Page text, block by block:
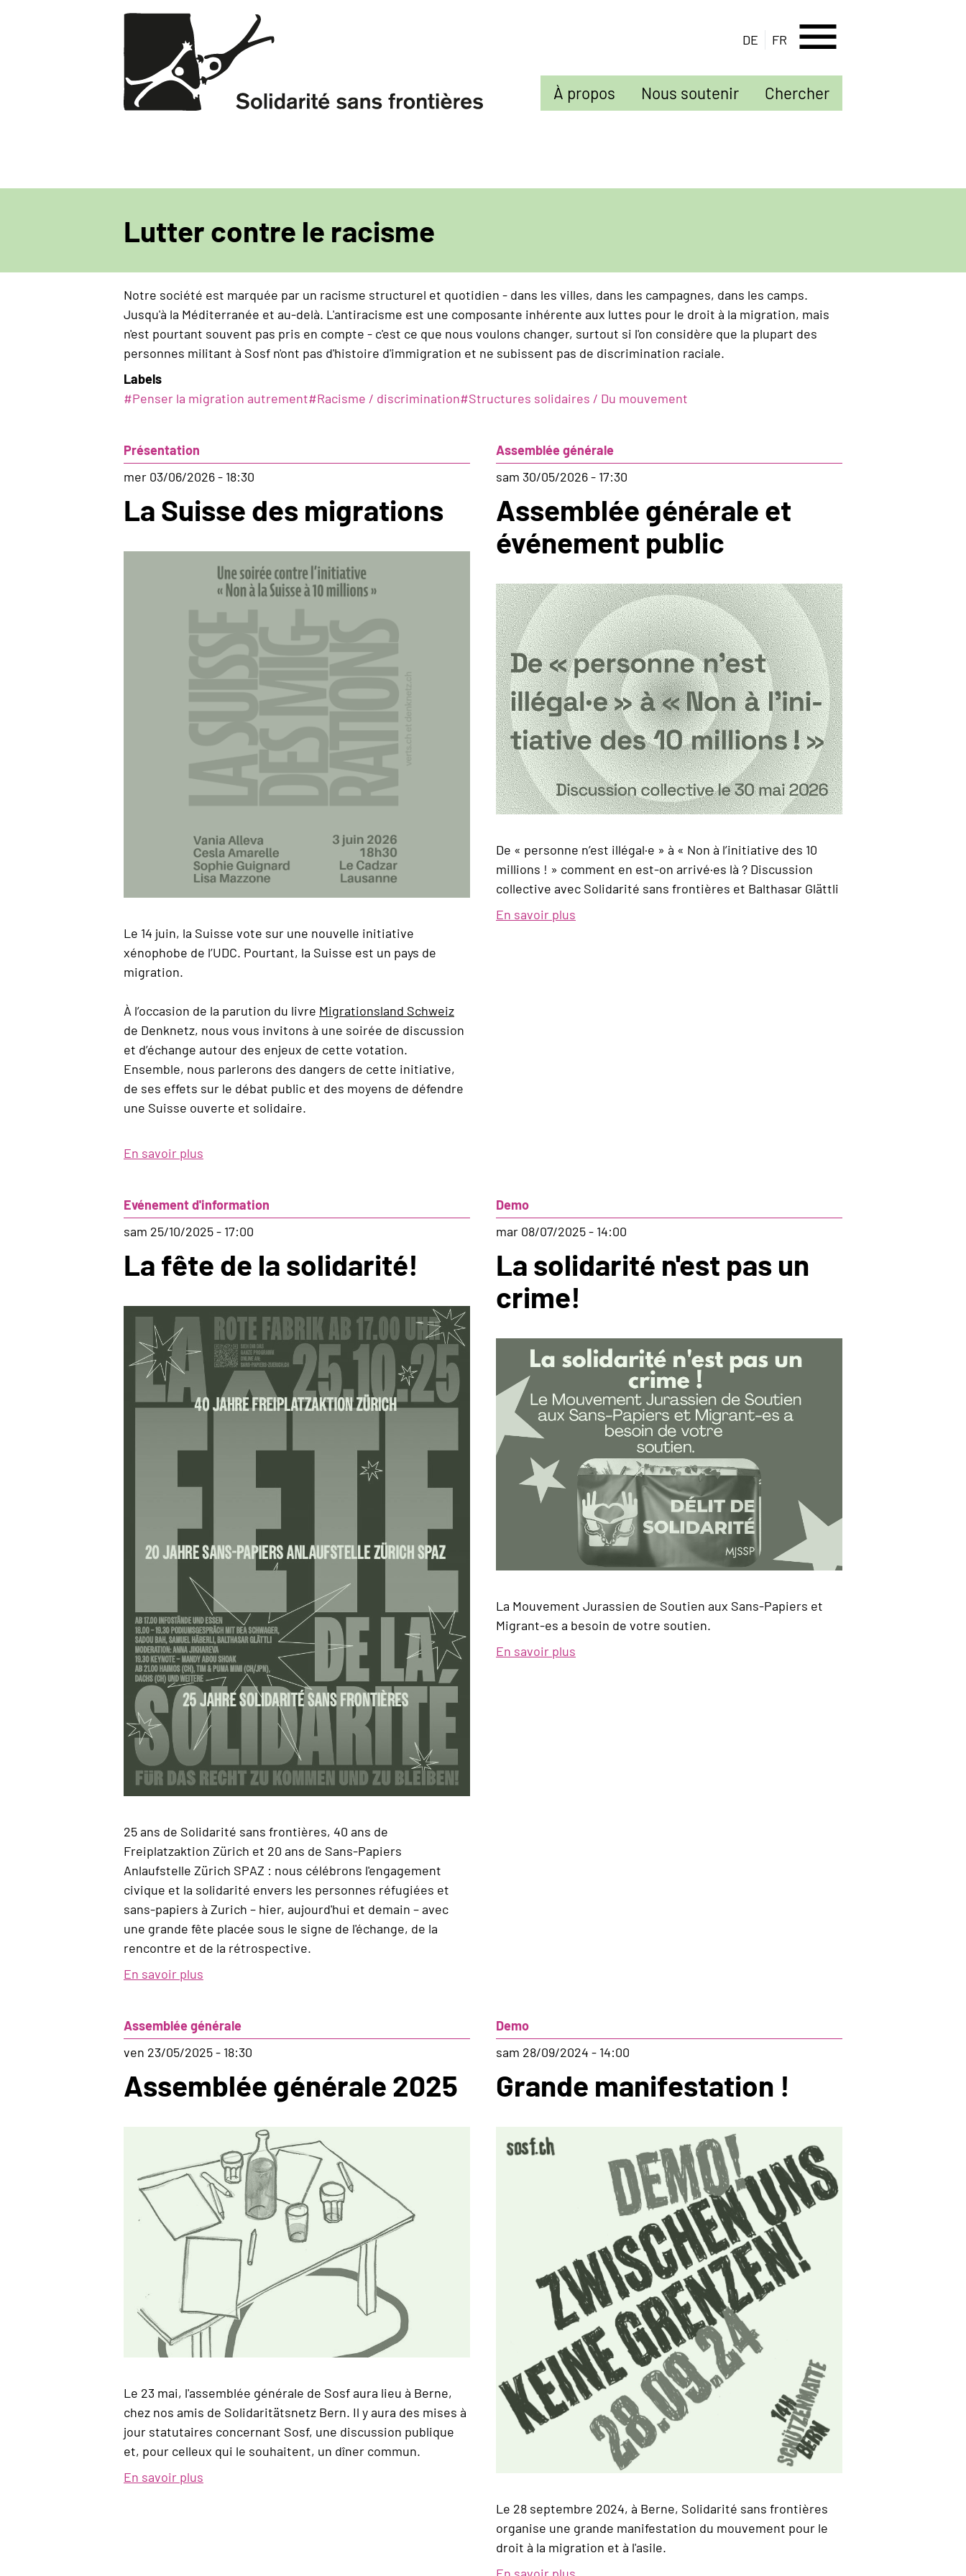
DE FR menu
Sekundarmenü
À propos Nous soutenir Chercher
Lutter contre le racisme
Notre société est marquée par un racisme structurel et quotidien - dans les villes, dans les campagnes, dans les camps.
Jusqu'à la Méditerranée et au-delà. L'antiracisme est une composante inhérente aux luttes pour le droit à la migration, mais
n'est pourtant souvent pas pris en compte - c'est ce que nous voulons changer, surtout si l'on considère que la plupart des
personnes militant à Sosf n'ont pas d'histoire d'immigration et ne subissent pas de discrimination raciale.
Labels
#Penser la migration autrement#Racisme / discrimination#Structures solidaires / Du mouvement
Présentation
mer 03/06/2026 - 18:30
La Suisse des migrations
Le 14 juin, la Suisse vote sur une nouvelle initiative
xénophobe de l’UDC. Pourtant, la Suisse est un pays de
migration.
À l’occasion de la parution du livre Migrationsland Schweiz
de Denknetz, nous vous invitons à une soirée de discussion
et d’échange autour des enjeux de cette votation.
Ensemble, nous parlerons des dangers de cette initiative,
de ses effets sur le débat public et des moyens de défendre
une Suisse ouverte et solidaire.
En savoir plus
des
migrations
Assemblée générale
sam 30/05/2026 - 17:30
Assemblée générale et
événement public
De « personne n’est illégal·e » à « Non à l’initiative des 10
millions ! » comment en est-on arrivé·es là ? Discussion
collective avec Solidarité sans frontières et Balthasar Glättli
En savoir plus
Evénement d'information
sam 25/10/2025 - 17:00
La fête de la solidarité!
25 ans de Solidarité sans frontières, 40 ans de
Freiplatzaktion Zürich et 20 ans de Sans-Papiers
Anlaufstelle Zürich SPAZ : nous célébrons l'engagement
civique et la solidarité envers les personnes réfugiées et
sans-papiers à Zurich – hier, aujourd'hui et demain – avec
une grande fête placée sous le signe de l'échange, de la
rencontre et de la rétrospective.
En savoir plus
de
la
Demo
mar 08/07/2025 - 14:00
La solidarité n'est pas un
crime!
La Mouvement Jurassien de Soutien aux Sans-Papiers et
Migrant-es a besoin de votre soutien.
En savoir plus
Assemblée générale
ven 23/05/2025 - 18:30
Assemblée générale 2025
Le 23 mai, l'assemblée générale de Sosf aura lieu à Berne,
chez nos amis de Solidaritätsnetz Bern. Il y aura des mises à
jour statutaires concernant Sosf, une discussion publique
et, pour celleux qui le souhaitent, un dîner commun.
En savoir plus
Demo
sam 28/09/2024 - 14:00
Grande manifestation !
Le 28 septembre 2024, à Berne, Solidarité sans frontières
organise une grande manifestation du mouvement pour le
droit à la migration et à l'asile.